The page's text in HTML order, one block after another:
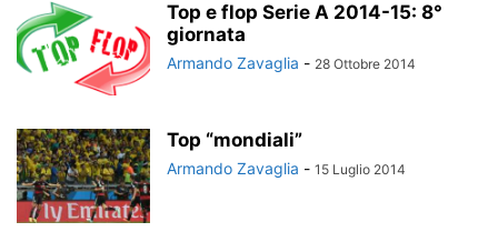
Top e flop Serie A 2014-15: 8°
giornata
Armando Zavaglia - 28 Ottobre 2014
Top “mondiali”
Armando Zavaglia - 15 Luglio 2014